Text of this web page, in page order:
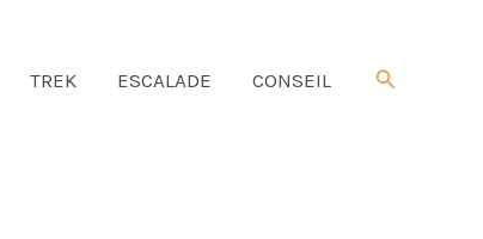
TREK ESCALADE CONSEIL Rechercher